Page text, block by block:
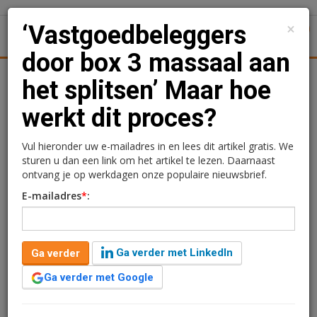
Logistiek Juridisch | Fiscaal Transacties
‘Vastgoedbeleggers door
box 3 massaal aan het
splitsen’ Maar hoe werkt
dit proces?
Lucy van Kleef
7 maart 2025 om 06:00
één jaar geleden aangepast
8 minuten leestijd
Vastgoedbeleggers zijn volgens notaris Anne-Marie
×
‘Vastgoedbeleggers
door box 3 massaal aan
het splitsen’ Maar hoe
werkt dit proces?
Vul hieronder uw e-mailadres in en lees dit artikel gratis. We
sturen u dan een link om het artikel te lezen. Daarnaast
ontvang je op werkdagen onze populaire nieuwsbrief.
E-mailadres*:
Ga verder
Ga verder met LinkedIn
Ga verder met Google